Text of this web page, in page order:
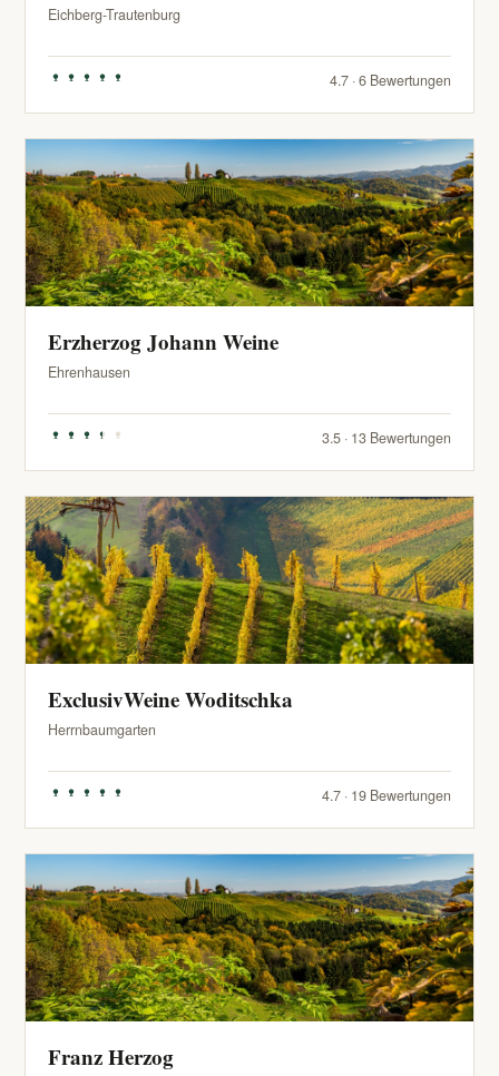
Eichberg-Trautenburg
4.7 · 6 Bewertungen
Erzherzog Johann Weine
Ehrenhausen
3.5 · 13 Bewertungen
ExclusivWeine Woditschka
Herrnbaumgarten
4.7 · 19 Bewertungen
Franz Herzog